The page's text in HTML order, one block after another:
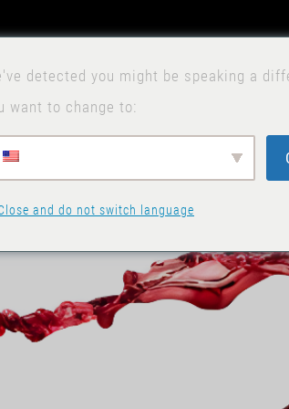
detected you might be speaking a
want to change to:
and do not switch language